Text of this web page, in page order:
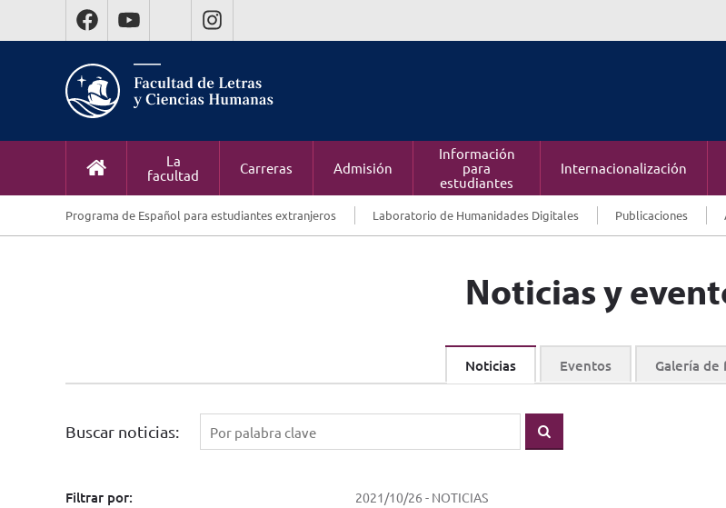
La
facultad
Carreras Admisión
Información
para
estudiantes
Internacionalización
Programa de Español para estudiantes extranjeros Laboratorio de Humanidades Digitales Publicaciones
Noticias y
Noticias Eventos Galería de
Buscar noticias:
Filtrar por: 2021/10/26 - NOTICIAS